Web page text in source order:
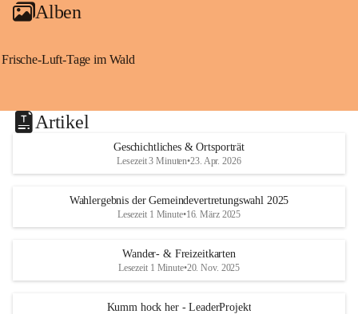
Alben
Frische-Luft-Tage im Wald
Artikel
Geschichtliches & Ortsporträt
Lesezeit 3 Minuten•23. Apr. 2026
Wahlergebnis der Gemeindevertretungswahl 2025
Lesezeit 1 Minute•16. März 2025
Wander- & Freizeitkarten
Lesezeit 1 Minute•20. Nov. 2025
Kumm hock her - LeaderProjekt